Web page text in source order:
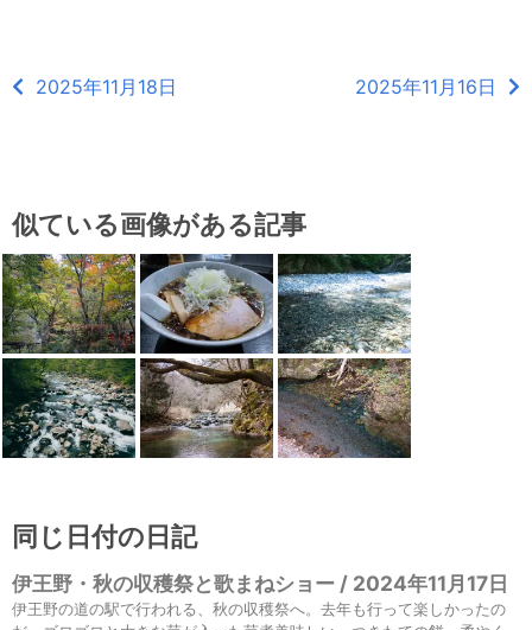
2025年11月18日 2025年11月16日
似ている画像がある記事
同じ日付の日記
伊王野・秋の収穫祭と歌まねショー / 2024年11月17日
伊王野の道の駅で行われる、秋の収穫祭へ。去年も行って楽しかったの